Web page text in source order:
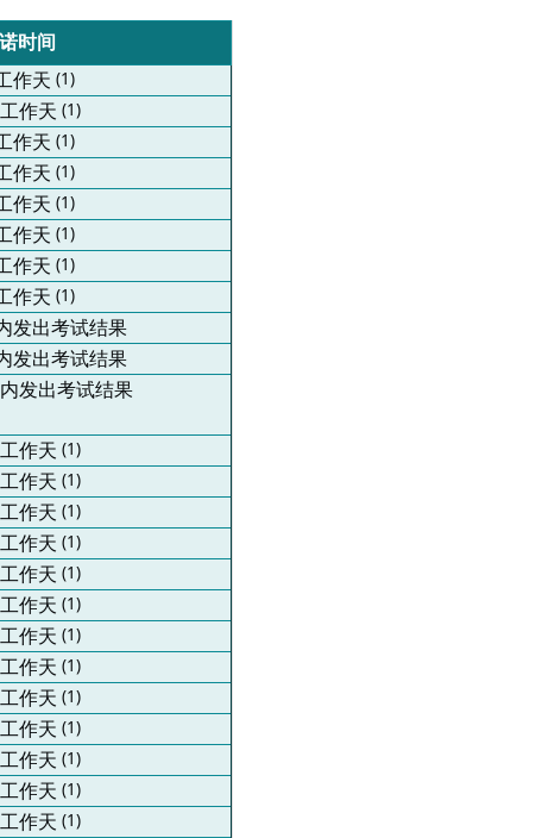
时间
作天 (1)
作天 (1)
作天 (1)
作天 (1)
作天 (1)
作天 (1)
作天 (1)
作天 (1)
发出考试结果
发出考试结果
发出考试结果
作天 (1)
作天 (1)
作天 (1)
作天 (1)
作天 (1)
作天 (1)
作天 (1)
作天 (1)
作天 (1)
作天 (1)
作天 (1)
作天 (1)
作天 (1)